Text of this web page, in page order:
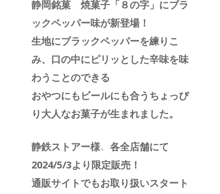
静岡銘菓 焼菓子「８の字」にブラ
ックペッパー味が新登場！
生地にブラックペッパーを練りこ
み、口の中にピリッとした辛味を味
わうことのできる
おやつにもビールにも合うちょっぴ
り大人なお菓子が生まれました。
静鉄ストアー様、 各全店舗にて
2024/5/3より限定販売！
通販サイトでもお取り扱いスタート